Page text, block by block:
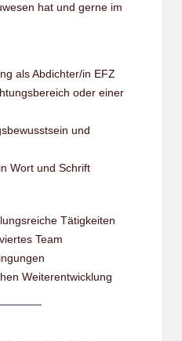
hat und gerne im
als Abdichter/in EFZ
oder einer
und
Wort und Schrift
Tätigkeiten
Team
Weiterentwicklung